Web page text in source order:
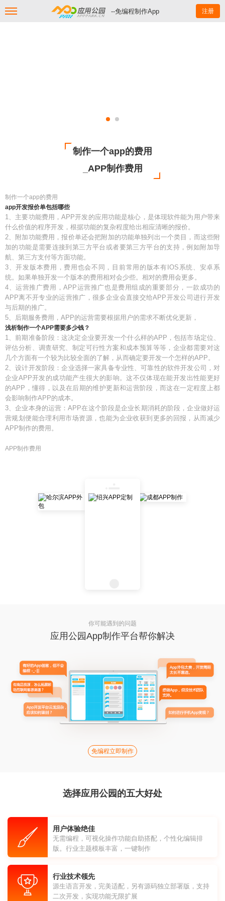
--免编程制作App 注册
制作一个app的费用
_APP制作费用
制作一个app的费用
app开发报价单包括哪些
1、主要功能费用，APP开发的应用功能是核心，是体现软件能为用户带来
什么价值的程序开发，根据功能的复杂程度给出相应清晰的报价。
2、附加功能费用，报价单还会把附加的功能单独列出一个类目，而这些附
加的功能是需要连接到第三方平台或者要第三方平台的支持，例如附加导
航、第三方支付等方面功能。
3、开发版本费用，费用也会不同，目前常用的版本有IOS系统、安卓系
统。如果单独开发一个版本的费用相对会少些。相对的费用会更多。
4、运营推广费用，APP运营推广也是费用组成的重要部分，一款成功的
APP离不开专业的运营推广，很多企业会直接交给APP开发公司进行开发
与后期的推广。
5、后期服务费用，APP的运营需要根据用户的需求不断优化更新，
浅析制作一个APP需要多少钱？
1、前期准备阶段：这决定企业要开发一个什么样的APP，包括市场定位、
评估分析、调查研究、制定可行性方案和成本预算等等，企业都需要对这
几个方面有一个较为比较全面的了解，从而确定要开发一个怎样的APP。
2、设计开发阶段：企业选择一家具备专业性、可靠性的软件开发公司，对
企业APP开发的成功能产生很大的影响。这不仅体现在能开发出性能更好
的APP，懂得，以及在后期的维护更新和运营阶段，而这在一定程度上都
会影响制作APP的成本。
3、企业本身的运营：APP在这个阶段是企业长期消耗的阶段，企业做好运
营规划便能合理利用市场资源，也能为企业收获到更多的回报，从而减少
APP制作的费用。
APP制作费用
你可能遇到的问题
应用公园App制作平台帮你解决
免编程立即制作
选择应用公园的五大好处
用户体验绝佳
无需编程，可视化操作功能自助搭配，个性化编辑排
版。行业主题模板丰富，一键制作
行业技术领先
源生语言开发，完美适配，另有源码独立部署版，支持
二次开发，实现功能无限扩展